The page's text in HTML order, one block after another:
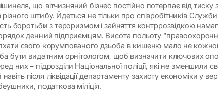
що вітчизняний бізнес постійно потерпає від тиску
штибу. Йдеться не тільки про співробітників
боротьби з тероризмом і зайняття контррозвідкою
денний підприємцям. Висота польоту
свого корумпованого дзьоба в кишеню мало не
бути видатним орнітологом, щоб визначити ключових
них – підрозділи Національної поліції, які не зменшили
після ліквідації департаменту захисту економіки у
податкова міліція.